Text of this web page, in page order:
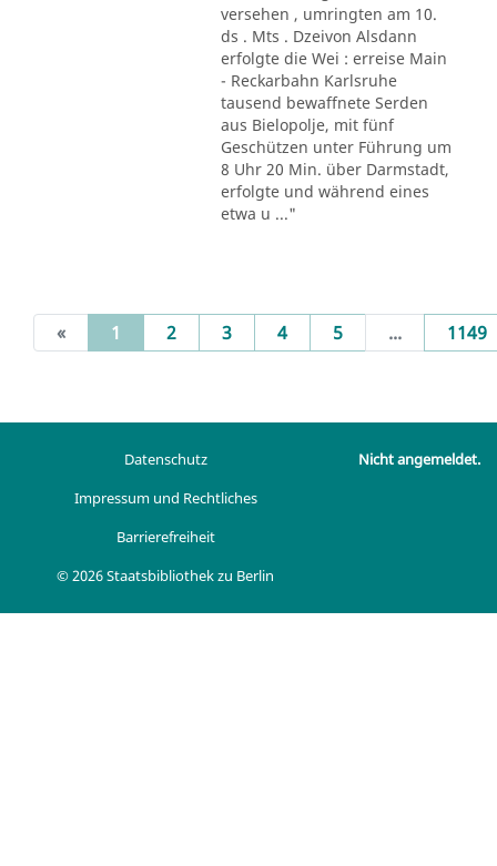
versehen , umringten am 10.
ds . Mts . Dzeivon Alsdann
erfolgte die Wei : erreise Main
- Reckarbahn Karlsruhe
tausend bewaffnete Serden
aus Bielopolje, mit fünf
Geschützen unter Führung um
8 Uhr 20 Min. über Darmstadt,
erfolgte und während eines
etwa u ..."
« 1 (current)
2 3 4 5 ... 1149
Datenschutz
Impressum und Rechtliches
Barrierefreiheit
© 2026 Staatsbibliothek zu Berlin
Nicht angemeldet.